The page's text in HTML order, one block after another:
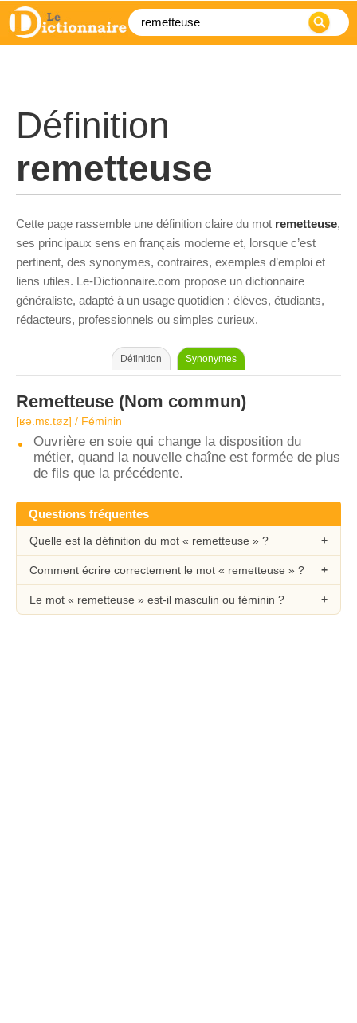
Définition
remetteuse
Cette page rassemble une définition claire du mot remetteuse,
ses principaux sens en français moderne et, lorsque c’est
pertinent, des synonymes, contraires, exemples d’emploi et
liens utiles. Le-Dictionnaire.com propose un dictionnaire
généraliste, adapté à un usage quotidien : élèves, étudiants,
rédacteurs, professionnels ou simples curieux.
Définition Synonymes
Remetteuse (Nom commun)
[ʁə.mɛ.tøz] / Féminin
Ouvrière en soie qui change la disposition du
métier, quand la nouvelle chaîne est formée de plus
de fils que la précédente.
Questions fréquentes
Quelle est la définition du mot « remetteuse » ?
Comment écrire correctement le mot « remetteuse » ?
Le mot « remetteuse » est-il masculin ou féminin ?